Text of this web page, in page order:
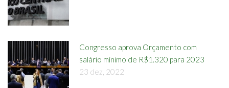
Congresso aprova Orçamento com
salário mínimo de R$1.320 para 2023
23 dez, 2022